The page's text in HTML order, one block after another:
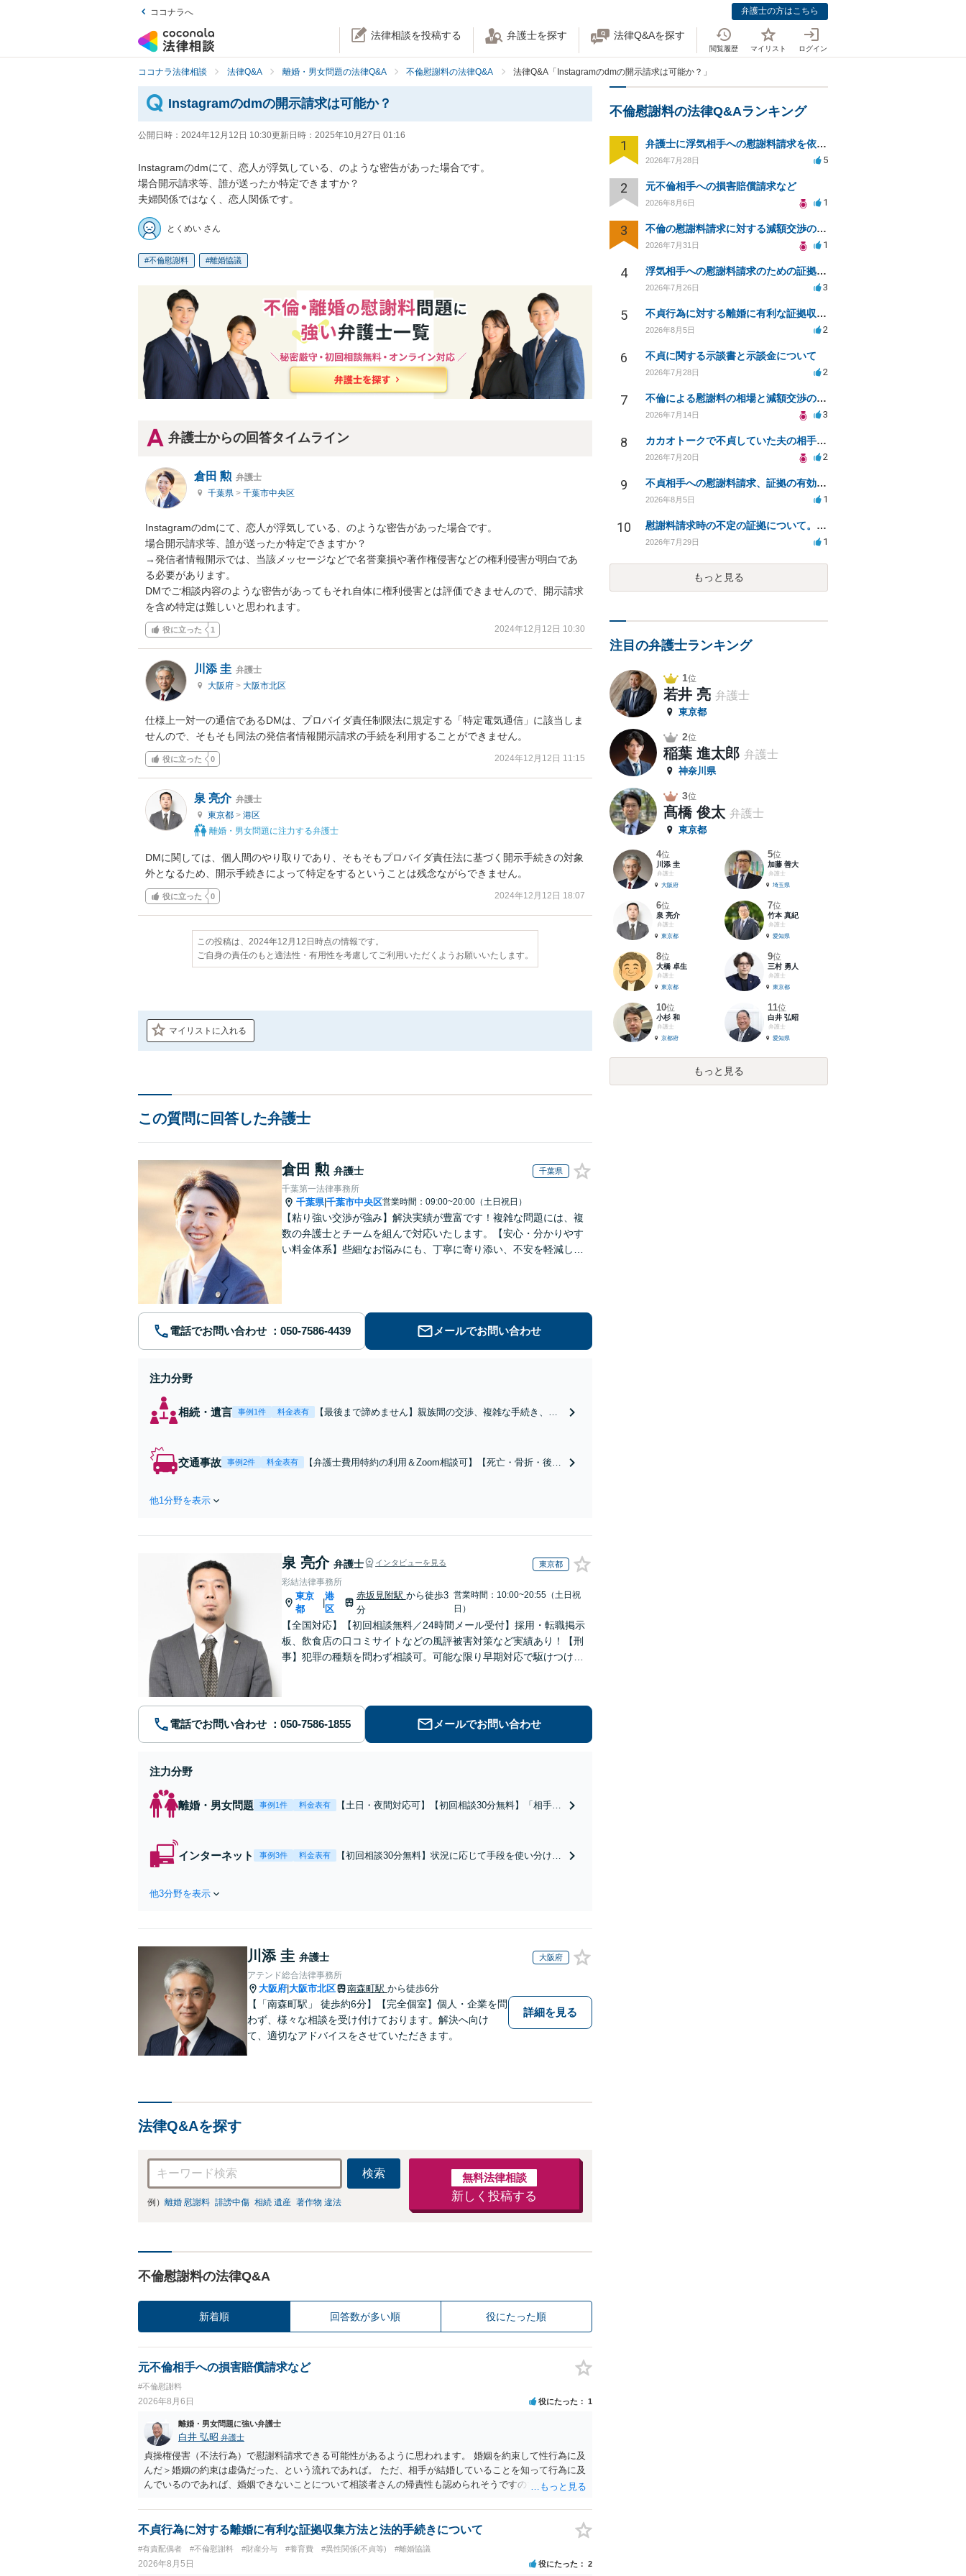
ココナラへ 弁護士の方はこちら
法律相談を投稿する 弁護士を探す 法律Q&Aを探す
閲覧履歴 マイリスト ログイン
ココナラ法律相談 法律Q&A 離婚・男女問題の法律Q&A 不倫慰謝料の法律Q&A 法律Q&A「Instagramのdmの開示請求は可能か？」
Instagramのdmの開示請求は可能か？
公開日時： 2024年12月12日 10:30更新日時： 2025年10月27日 01:16
Instagramのdmにて、恋人が浮気している、のような密告があった場合です。
場合開示請求等、誰が送ったか特定できますか？
夫婦関係ではなく、恋人関係です。
とくめい さん
不倫慰謝料 離婚協議
弁護士からの回答タイムライン
倉田 勲 弁護士
千葉県 > 千葉市中央区
Instagramのdmにて、恋人が浮気している、のような密告があった場合です。
場合開示請求等、誰が送ったか特定できますか？
→発信者情報開示では、当該メッセージなどで名誉棄損や著作権侵害などの権利侵害が明白であ
る必要があります。
DMでご相談内容のような密告があってもそれ自体に権利侵害とは評価できませんので、開示請求
を含め特定は難しいと思われます。
役に立った 1 2024年12月12日 10:30
川添 圭 弁護士
大阪府 > 大阪市北区
仕様上一対一の通信であるDMは、プロバイダ責任制限法に規定する「特定電気通信」に該当しま
せんので、そもそも同法の発信者情報開示請求の手続を利用することができません。
役に立った 0 2024年12月12日 11:15
泉 亮介 弁護士
東京都 > 港区
離婚・男女問題に注力する弁護士
DMに関しては、個人間のやり取りであり、そもそもプロバイダ責任法に基づく開示手続きの対象
外となるため、開示手続きによって特定をするということは残念ながらできません。
役に立った 0 2024年12月12日 18:07
この投稿は、2024年12月12日時点の情報です。
ご自身の責任のもと適法性・有用性を考慮してご利用いただくようお願いいたします。
マイリストに入れる
この質問に回答した弁護士
倉田 勲 弁護士 千葉県
千葉第一法律事務所
千葉県|千葉市中央区営業時間：09:00~20:00（土日祝日）
【粘り強い交渉が強み】解決実績が豊富です！複雑な問題には、複
数の弁護士とチームを組んで対応いたします。【安心・分かりやす
い料金体系】些細なお悩みにも、丁寧に寄り添い、不安を軽減しま
電話でお問い合わせ メールでお問い合わせ
注力分野
相続・遺言 事例1件 料金表有
【最後まで諦めません】親族間の交渉、複雑な手続き、全
能。【JR千葉駅近く】駐車場あり
交通事故 事例2件 料金表有
【弁護士費用特約の利用＆Zoom相談可】【死亡・骨折・後遺
他1分野を表示
泉 亮介 弁護士 インタビューを見る 東京都
彩結法律事務所
東京
都
港
区
赤坂見附駅 から徒歩3
分
営業時間：10:00~20:55（土日祝
日）
【全国対応】【初回相談無料／24時間メール受付】採用・転職掲示
板、飲食店の口コミサイトなどの風評被害対策など実績あり！【刑
事】犯罪の種類を問わず相談可。可能な限り早期対応で駆けつけサ
電話でお問い合わせ メールでお問い合わせ
注力分野
離婚・男女問題 事例1件 料金表有
【土日・夜間対応可】【初回相談30分無料】「相手方
金額アップ／減額交渉も対応可」【完全個室対応】
インターネット 事例3件 料金表有
【初回相談30分無料】状況に応じて手段を使い分け、
他3分野を表示
川添 圭 弁護士 大阪府
アテンド総合法律事務所
大阪府 大阪市北区 南森町駅 から徒歩6分
【「南森町駅」 徒歩約6分】【完全個室】個人・企業を問
わず、様々な相談を受け付けております。解決へ向け
て、適切なアドバイスをさせていただきます。
詳細を見る
法律Q&Aを探す
検索
例） 離婚 慰謝料 誹謗中傷 相続 遺産 著作物 違法
無料法律相談
新しく投稿する
不倫慰謝料の法律Q&A
新着順 回答数が多い順 役にたった順
元不倫相手への損害賠償請求など
#不倫慰謝料
2026年8月6日 役にたった 1
離婚・男女問題に強い弁護士
白井 弘昭 弁護士
貞操権侵害（不法行為）で慰謝料請求できる可能性があるように思われます。 婚姻を約束して性行為に及
んだ＞婚姻の約束は虚偽だった、という流れであれば。 ただ、相手が結婚していることを知って行為に及
んでいるのであれば、婚姻できないことについて相談者さんの帰責性も認められそうですので、あまり慰
不貞行為に対する離婚に有利な証拠収集方法と法的手続きについて
#有責配偶者 #不倫慰謝料 #財産分与 #養育費 #異性関係(不貞等) #離婚協議
2026年8月5日 役にたった 2
不倫慰謝料の法律Q&Aランキング
1 弁護士に浮気相手への慰謝料請求を依頼する費用相場は？
2026年7月28日 5
2 元不倫相手への損害賠償請求など
2026年8月6日 1
3 不倫の慰謝料請求に対する減額交渉の可能性と対策
2026年7月31日 1
4 浮気相手への慰謝料請求のための証拠集めと探偵選び
2026年7月26日 3
5 不貞行為に対する離婚に有利な証拠収集方法と法的手続きについて
2026年8月5日 2
6 不貞に関する示談書と示談金について
2026年7月28日 2
7 不倫による慰謝料の相場と減額交渉の可能性について
2026年7月14日 3
8 カカオトークで不貞していた夫の相手を特定したい
2026年7月20日 2
9 不貞相手への慰謝料請求、証拠の有効性と対応方法は？
2026年8月5日 1
10 慰謝料請求時の不定の証拠について。効力があるのか知りたい。
2026年7月29日 1
もっと見る
注目の弁護士ランキング
1位
若井 亮 弁護士
東京都
2位
稲葉 進太郎 弁護士
神奈川県
3位
髙橋 俊太 弁護士
東京都
4位
川添 圭
弁護士
大阪府
5位
加藤 善大
弁護士
埼玉県
6位
泉 亮介
弁護士
東京都
7位
竹本 真紀
弁護士
愛知県
8位
大橋 卓生
弁護士
東京都
9位
三村 勇人
弁護士
東京都
10位
小杉 和
弁護士
京都府
11位
白井 弘昭
弁護士
愛知県
もっと見る